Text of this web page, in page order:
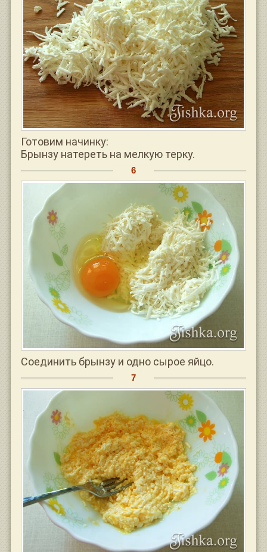
Готовим начинку:
Брынзу натереть на мелкую терку.
Соединить брынзу и одно сырое яйцо.